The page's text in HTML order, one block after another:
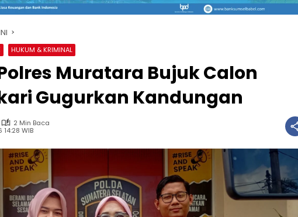
HUKUM & KRIMINAL
Muratara Bujuk Calon
Gugurkan Kandungan
2 Min Baca
WIB